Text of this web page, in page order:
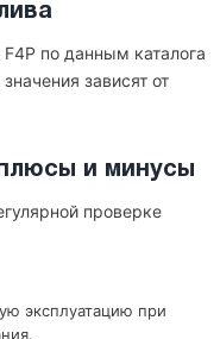
по данным каталога
зависят от
и минусы
проверке
эксплуатацию при